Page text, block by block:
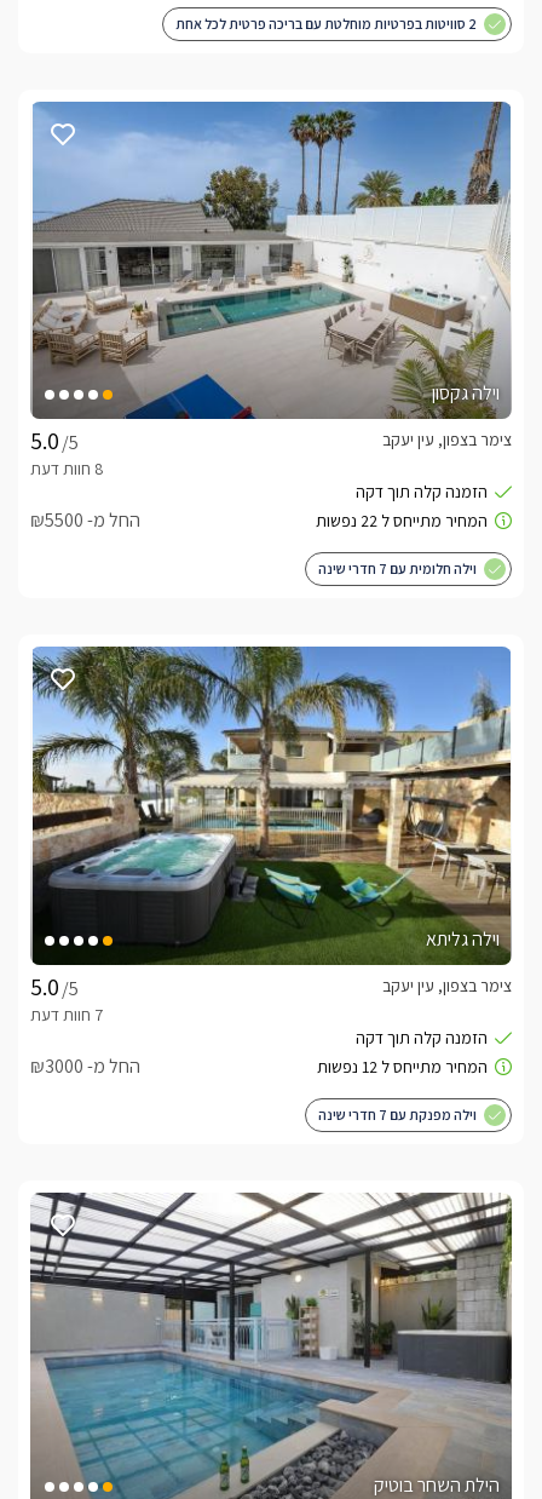
2 סוויטות בפרטיות מוחלטת עם בריכה פרטית לכל אחת
וילה גקסון
/5
צימר בצפון, עין יעקב
החל מ- ₪5500
וילה חלומית עם 7 חדרי שינה
וילה גליתא
/5
צימר בצפון, עין יעקב
החל מ- ₪3000
וילה מפנקת עם 7 חדרי שינה
הילת השחר בוטיק